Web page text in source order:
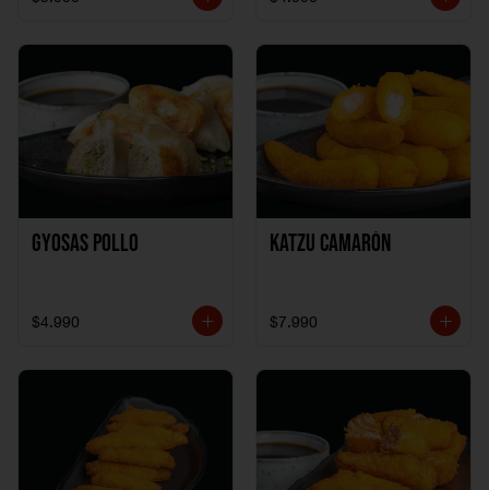
Gyosas Pollo
$4.990
Katzu Camarón
$7.990